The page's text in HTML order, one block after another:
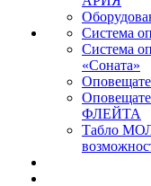
Система
Система
«Соната»
ФЛЕЙТА
Табло